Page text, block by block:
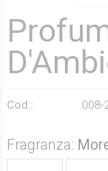
Cod.: 008-
Fragranza: